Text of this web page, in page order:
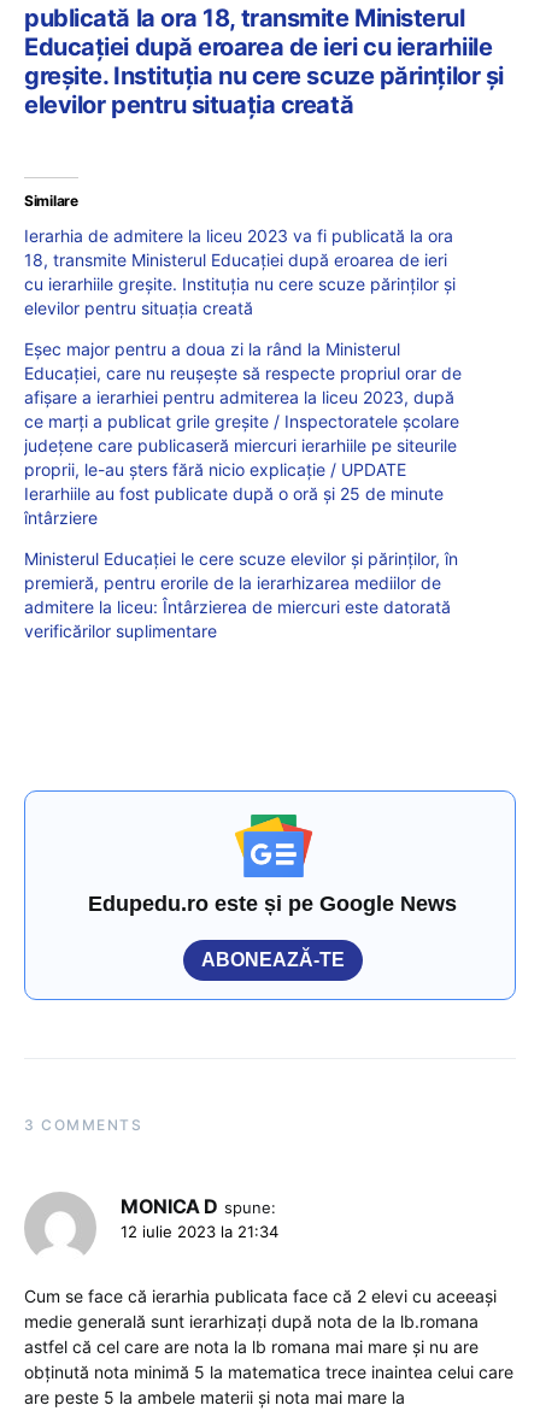
publicată la ora 18, transmite Ministerul
Educației după eroarea de ieri cu ierarhiile
greșite. Instituția nu cere scuze părinților și
elevilor pentru situația creată
Similare
Ierarhia de admitere la liceu 2023 va fi publicată la ora
18, transmite Ministerul Educației după eroarea de ieri
cu ierarhiile greșite. Instituția nu cere scuze părinților și
elevilor pentru situația creată
Eșec major pentru a doua zi la rând la Ministerul
Educației, care nu reușește să respecte propriul orar de
afișare a ierarhiei pentru admiterea la liceu 2023, după
ce marți a publicat grile greșite / Inspectoratele școlare
județene care publicaseră miercuri ierarhiile pe siteurile
proprii, le-au șters fără nicio explicație / UPDATE
Ierarhiile au fost publicate după o oră și 25 de minute
întârziere
Ministerul Educației le cere scuze elevilor și părinților, în
premieră, pentru erorile de la ierarhizarea mediilor de
admitere la liceu: Întârzierea de miercuri este datorată
verificărilor suplimentare
Edupedu.ro este și pe Google News
ABONEAZĂ-TE
3 COMMENTS
MONICA D spune:
12 iulie 2023 la 21:34
Cum se face că ierarhia publicata face că 2 elevi cu aceeași
medie generală sunt ierarhizați după nota de la lb.romana
astfel că cel care are nota la lb romana mai mare și nu are
obținută nota minimă 5 la matematica trece inaintea celui care
are peste 5 la ambele materii și nota mai mare la